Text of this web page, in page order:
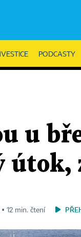
PODCASTY
u
12 min. čtení